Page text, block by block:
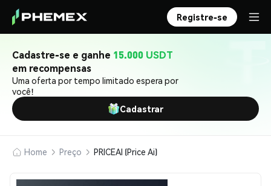
Registre-se
Cadastre-se e ganhe 15.000 USDT
em recompensas
Uma oferta por tempo limitado espera por
você!
Cadastrar
Home Preço PRICEAI (Price Ai)